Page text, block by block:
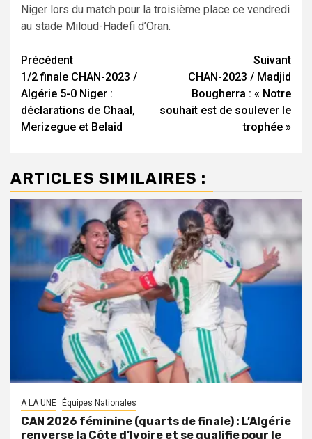
Niger lors du match pour la troisième place ce vendredi
au stade Miloud-Hadefi d’Oran.
Navigation
d’article
Précédent
1/2 finale CHAN-2023 /
Algérie 5-0 Niger :
déclarations de Chaal,
Merizegue et Belaid
Suivant
CHAN-2023 / Madjid
Bougherra : « Notre
souhait est de soulever le
trophée »
ARTICLES SIMILAIRES :
A LA UNE Équipes Nationales
CAN 2026 féminine (quarts de finale) : L’Algérie
renverse la Côte d’Ivoire et se qualifie pour le